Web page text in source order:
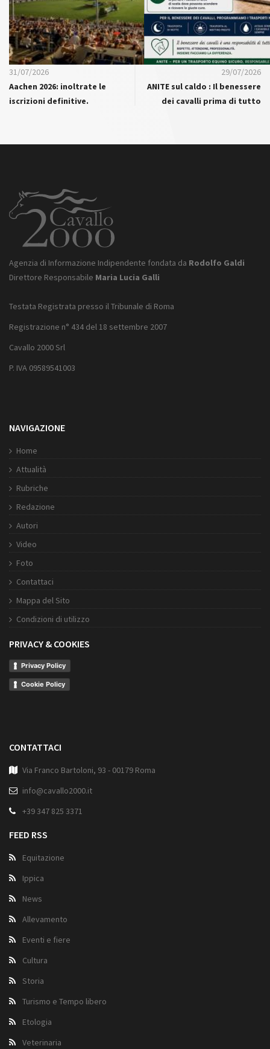
31/07/2026
Aachen 2026: inoltrate le
iscrizioni definitive.
29/07/2026
ANITE sul caldo : Il benessere
dei cavalli prima di tutto
Agenzia di Informazione Indipendente fondata da Rodolfo Galdi
Direttore Responsabile Maria Lucia Galli
Testata Registrata presso il Tribunale di Roma
Registrazione n° 434 del 18 settembre 2007
Cavallo 2000 Srl
P. IVA 09589541003
NAVIGAZIONE
Home
Attualità
Rubriche
Redazione
Autori
Video
Foto
Contattaci
Mappa del Sito
Condizioni di utilizzo
PRIVACY & COOKIES
Privacy Policy
Cookie Policy
CONTATTACI
Via Franco Bartoloni, 93 - 00179 Roma
info@cavallo2000.it
+39 347 825 3371
FEED RSS
Equitazione
Ippica
News
Allevamento
Eventi e fiere
Cultura
Storia
Turismo e Tempo libero
Etologia
Veterinaria